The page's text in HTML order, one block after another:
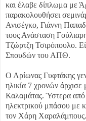
και έλαβε δίπλωμα με
παρακολουθήσει
Ανισέγκο, Γιάννη
τους Ανάσταση
Τζώρτζη Τσιρόπουλο.
Σπουδών του ΑΠΘ.
Ο Αρίωνας Γυφτάκης
ηλικία 7 χρονών
Καλαμάτας. Ύστερα από
ηλεκτρικού μπάσου με
τον Χάρη Χαραλάμπους.